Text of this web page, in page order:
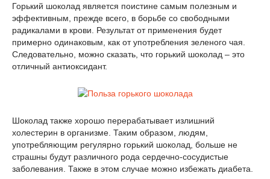
Горький шоколад является поистине самым полезным и
эффективным, прежде всего, в борьбе со свободными
радикалами в крови. Результат от применения будет
примерно одинаковым, как от употребления зеленого чая.
Следовательно, можно сказать, что горький шоколад – это
отличный антиоксидант.
Шоколад также хорошо перерабатывает излишний
холестерин в организме. Таким образом, людям,
употребляющим регулярно горький шоколад, больше не
страшны будут различного рода сердечно-сосудистые
заболевания. Также в этом случае можно избежать диабета.